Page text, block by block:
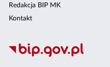
Redakcja BIP MK
Kontakt